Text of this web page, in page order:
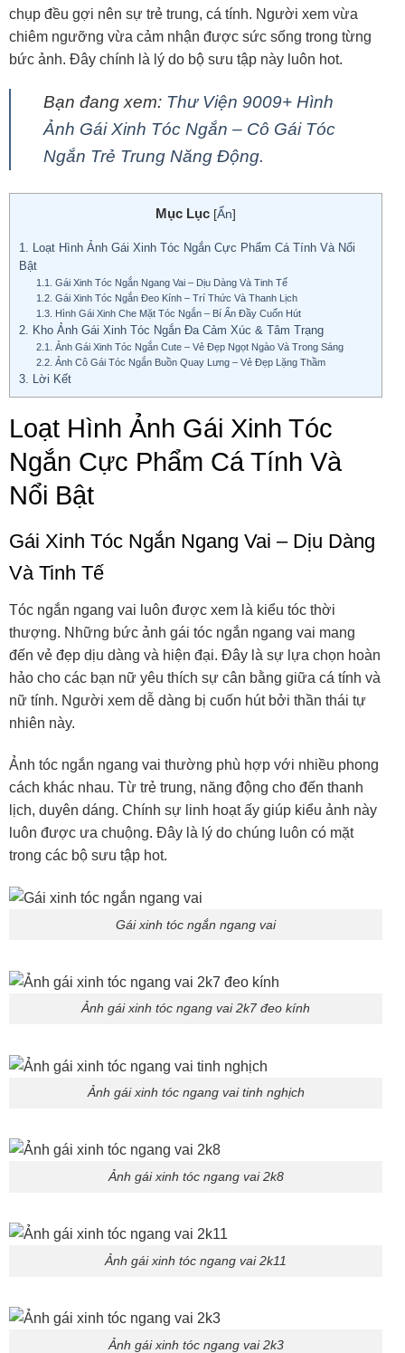
chụp đều gợi nên sự trẻ trung, cá tính. Người xem vừa
chiêm ngưỡng vừa cảm nhận được sức sống trong từng
bức ảnh. Đây chính là lý do bộ sưu tập này luôn hot.
Bạn đang xem: Thư Viện 9009+ Hình
Ảnh Gái Xinh Tóc Ngắn – Cô Gái Tóc
Ngắn Trẻ Trung Năng Động.
Mục Lục [Ẩn]
1.
Loạt Hình Ảnh Gái Xinh Tóc Ngắn Cực Phẩm Cá Tính Và Nổi
Bật
1.1.
Gái Xinh Tóc Ngắn Ngang Vai – Dịu Dàng Và Tinh Tế
1.2. Gái Xinh Tóc Ngắn Đeo Kính – Trí Thức Và Thanh Lịch
1.3. Hình Gái Xinh Che Mặt Tóc Ngắn – Bí Ẩn Đầy Cuốn Hút
2. Kho Ảnh Gái Xinh Tóc Ngắn Đa Cảm Xúc & Tâm Trạng
2.1.
Ảnh Gái Xinh Tóc Ngắn Cute – Vẻ Đẹp Ngọt Ngào Và Trong Sáng
2.2. Ảnh Cô Gái Tóc Ngắn Buồn Quay Lưng – Vẻ Đẹp Lặng Thầm
3. Lời Kết
Loạt Hình Ảnh Gái Xinh Tóc
Ngắn Cực Phẩm Cá Tính Và
Nổi Bật
Gái Xinh Tóc Ngắn Ngang Vai – Dịu Dàng
Và Tinh Tế
Tóc ngắn ngang vai luôn được xem là kiểu tóc thời
thượng. Những bức ảnh gái tóc ngắn ngang vai mang
đến vẻ đẹp dịu dàng và hiện đại. Đây là sự lựa chọn hoàn
hảo cho các bạn nữ yêu thích sự cân bằng giữa cá tính và
nữ tính. Người xem dễ dàng bị cuốn hút bởi thần thái tự
nhiên này.
Ảnh tóc ngắn ngang vai thường phù hợp với nhiều phong
cách khác nhau. Từ trẻ trung, năng động cho đến thanh
lịch, duyên dáng. Chính sự linh hoạt ấy giúp kiểu ảnh này
luôn được ưa chuộng. Đây là lý do chúng luôn có mặt
trong các bộ sưu tập hot.
Gái xinh tóc ngắn ngang vai
Ảnh gái xinh tóc ngang vai 2k7 đeo kính
Ảnh gái xinh tóc ngang vai tinh nghịch
Ảnh gái xinh tóc ngang vai 2k8
Ảnh gái xinh tóc ngang vai 2k11
Ảnh gái xinh tóc ngang vai 2k3